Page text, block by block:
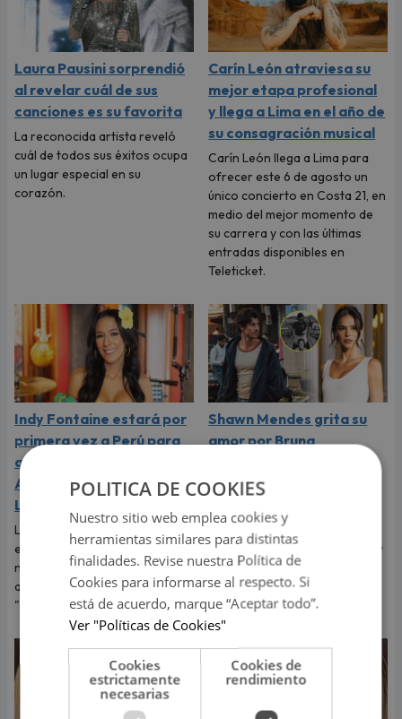
Laura Pausini sorprendió
al revelar cuál de sus
canciones es su favorita
La reconocida artista reveló
cuál de todos sus éxitos ocupa
un lugar especial en su
corazón.
Carín León atraviesa su
mejor etapa profesional
y llega a Lima en el año de
su consagración musical
Carín León llega a Lima para
ofrecer este 6 de agosto un
único concierto en Costa 21, en
medio del mejor momento de
su carrera y con las últimas
entradas disponibles en
Teleticket.
Indy Fontaine estará por
primera vez a Perú para
abrir los conciertos de
Alex Ubago en Arequipa y
Lima
La cantante cubano-
estadounidense debutará en
nuestro país luego del éxito
alcanzado con su sencillo
"Desde que tú no estás".
Shawn Mendes grita su
amor por Bruna
Marquezine, expareja de
Neymar: "Te amo
El cantante dedicó tiernas
palabras a Bruna Marquezine y
dejó claro que vive uno de los
momentos más felices de su
vida.
POLITICA DE COOKIES
Nuestro sitio web emplea cookies y
herramientas similares para distintas
finalidades. Revise nuestra Política de
Cookies para informarse al respecto. Si
está de acuerdo, marque “Aceptar todo”.
Ver "Políticas de Cookies"
Cookies
estrictamente
necesarias
Cookies de
rendimiento